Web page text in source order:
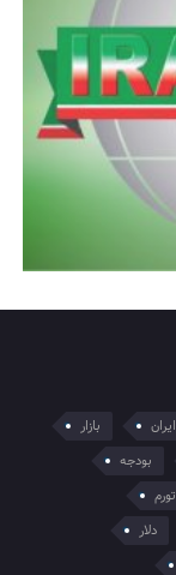
ایران
بازار
بودجه
تورم
دلار